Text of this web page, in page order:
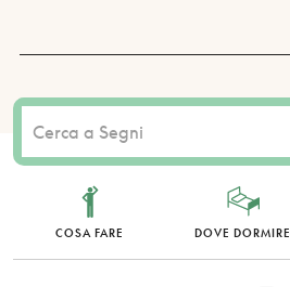
COSA FARE DOVE DORMIRE